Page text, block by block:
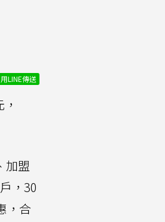
用LINE傳送
加盟
，30
，合